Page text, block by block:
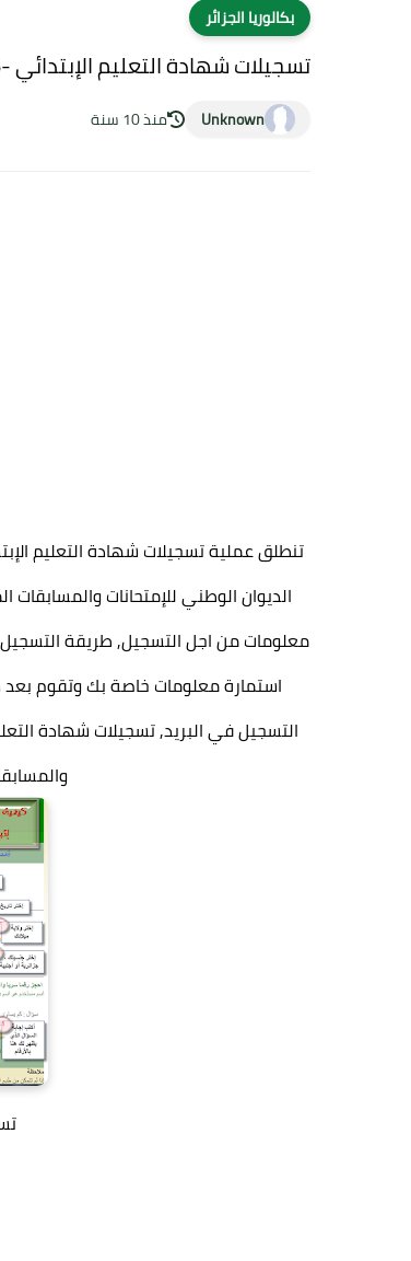
بكالوريا الجزائر
تسجيلات شهادة التعليم الإبتدائي -2016 cinq.onec.dz
Unknown منذ 10 سنة
الديوان الوطني للإمتحانات
استمارة معلومات خاصة بك وتقوم
التسجيل في البريد, تسجيلات شهادة